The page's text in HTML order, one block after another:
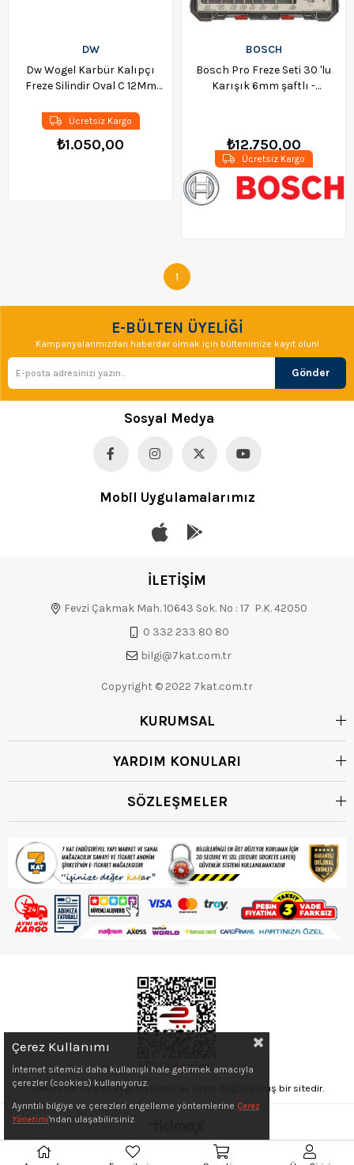
DW
Dw Wogel Karbür Kalıpçı
Freze Silindir Oval C 12Mm
₺1.050,00
Ücretsiz Kargo
BOSCH
Bosch Pro Freze Seti 30 'lu
Karışık 6mm şaftlı -
₺12.750,00
Ücretsiz Kargo
1
E-BÜLTEN ÜYELİĞİ
Kampanyalarımızdan haberdar olmak için bültenimize kayıt olun!
Gönder
Sosyal Medya
Mobil Uygulamalarımız
İLETİŞİM
Fevzi Çakmak Mah. 10643 Sok. No : 17 P.K. 42050
0 332 233 80 80
bilgi@7kat.com.tr
Copyright © 2022 7kat.com.tr
KURUMSAL
YARDIM KONULARI
SÖZLEŞMELER
Elektronik Ticaret Bilgi Sistemin'de kaydı doğrulanmış bir sitedir.
Çerez Kullanımı
İnternet sitemizi daha kullanışlı hale getirmek amacıyla
çerezler (cookies) kullanıyoruz.
Ayrıntılı bilgiye ve çerezleri engelleme yöntemlerine Çerez
Yönetimi'ndan ulaşabilirsiniz